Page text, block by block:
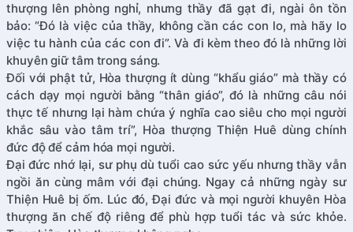
thượng lên phòng nghỉ, nhưng thầy đã gạt đi, ngài ôn tồn
bảo: “Đó là việc của thầy, không cần các con lo, mà hãy lo
việc tu hành của các con đi”. Và đi kèm theo đó là những lời
khuyên giữ tâm trong sáng.
Đối với phật tử, Hòa thượng ít dùng “khẩu giáo” mà thầy có
cách dạy mọi người bằng “thân giáo”, đó là những câu nói
thực tế nhưng lại hàm chứa ý nghĩa cao siêu cho mọi người
khắc sâu vào tâm trí”, Hòa thượng Thiện Huê dùng chính
đức độ để cảm hóa mọi người.
Đại đức nhớ lại, sư phụ dù tuổi cao sức yếu nhưng thầy vẫn
ngồi ăn cùng mâm với đại chúng. Ngay cả những ngày sư
Thiện Huê bị ốm. Lúc đó, Đại đức và mọi người khuyên Hòa
thượng ăn chế độ riêng để phù hợp tuổi tác và sức khỏe.